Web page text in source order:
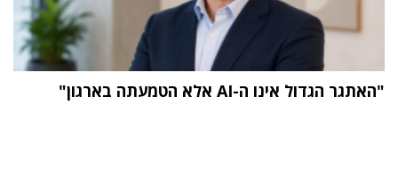
"האתגר הגדול אינו ה-AI אלא הטמעתה בארגון"